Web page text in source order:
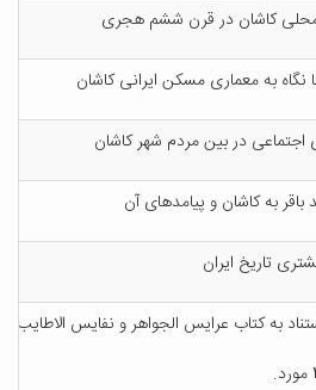
محلی کاشان در قرن ششم هجری
به معماری مسکن ایرانی کاشان
در بین مردم شهر کاشان
به کاشان و پیامدهای آن
تاریخ ایران
به کتاب عرایس الجواهر و نفایس الاطایب
مورد.